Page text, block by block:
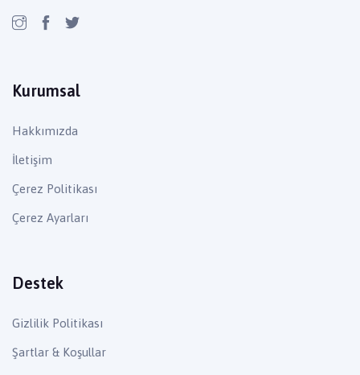
Kurumsal
Hakkımızda
İletişim
Çerez Politikası
Çerez Ayarları
Destek
Gizlilik Politikası
Şartlar & Koşullar